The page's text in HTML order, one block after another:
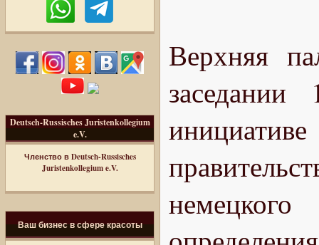
Deutsch-Russisches Juristenkollegium
e.V.
Членство в Deutsch-Russisches
Juristenkollegium e.V.
Ваш бизнес в сфере красоты
Верхняя